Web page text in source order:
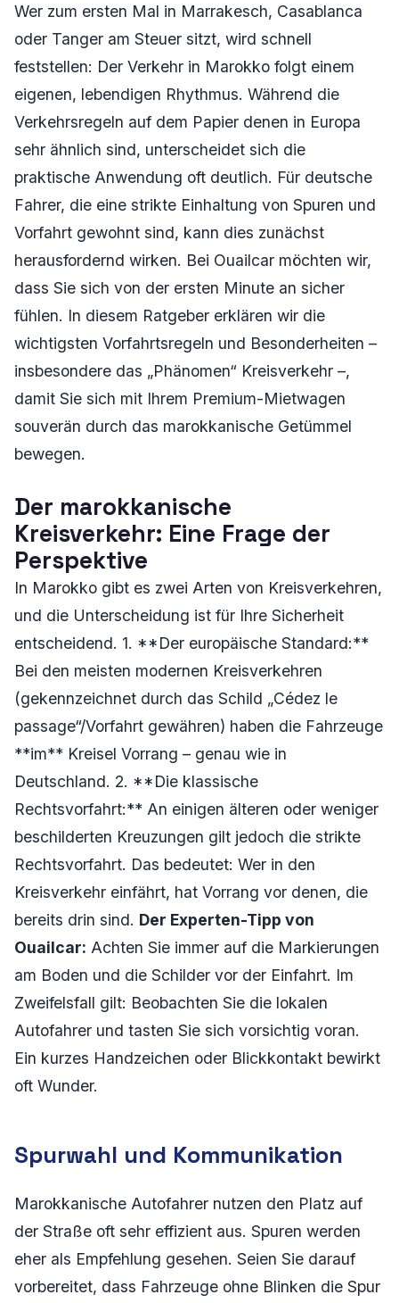
Wer zum ersten Mal in Marrakesch, Casablanca
oder Tanger am Steuer sitzt, wird schnell
feststellen: Der Verkehr in Marokko folgt einem
eigenen, lebendigen Rhythmus. Während die
Verkehrsregeln auf dem Papier denen in Europa
sehr ähnlich sind, unterscheidet sich die
praktische Anwendung oft deutlich. Für deutsche
Fahrer, die eine strikte Einhaltung von Spuren und
Vorfahrt gewohnt sind, kann dies zunächst
herausfordernd wirken. Bei Ouailcar möchten wir,
dass Sie sich von der ersten Minute an sicher
fühlen. In diesem Ratgeber erklären wir die
wichtigsten Vorfahrtsregeln und Besonderheiten –
insbesondere das „Phänomen“ Kreisverkehr –,
damit Sie sich mit Ihrem Premium-Mietwagen
souverän durch das marokkanische Getümmel
bewegen.
Der marokkanische
Kreisverkehr: Eine Frage der
Perspektive
In Marokko gibt es zwei Arten von Kreisverkehren,
und die Unterscheidung ist für Ihre Sicherheit
entscheidend. 1. **Der europäische Standard:**
Bei den meisten modernen Kreisverkehren
(gekennzeichnet durch das Schild „Cédez le
passage“/Vorfahrt gewähren) haben die Fahrzeuge
**im** Kreisel Vorrang – genau wie in
Deutschland. 2. **Die klassische
Rechtsvorfahrt:** An einigen älteren oder weniger
beschilderten Kreuzungen gilt jedoch die strikte
Rechtsvorfahrt. Das bedeutet: Wer in den
Kreisverkehr einfährt, hat Vorrang vor denen, die
bereits drin sind. Der Experten-Tipp von
Ouailcar: Achten Sie immer auf die Markierungen
am Boden und die Schilder vor der Einfahrt. Im
Zweifelsfall gilt: Beobachten Sie die lokalen
Autofahrer und tasten Sie sich vorsichtig voran.
Ein kurzes Handzeichen oder Blickkontakt bewirkt
oft Wunder.
Spurwahl und Kommunikation
Marokkanische Autofahrer nutzen den Platz auf
der Straße oft sehr effizient aus. Spuren werden
eher als Empfehlung gesehen. Seien Sie darauf
vorbereitet, dass Fahrzeuge ohne Blinken die Spur